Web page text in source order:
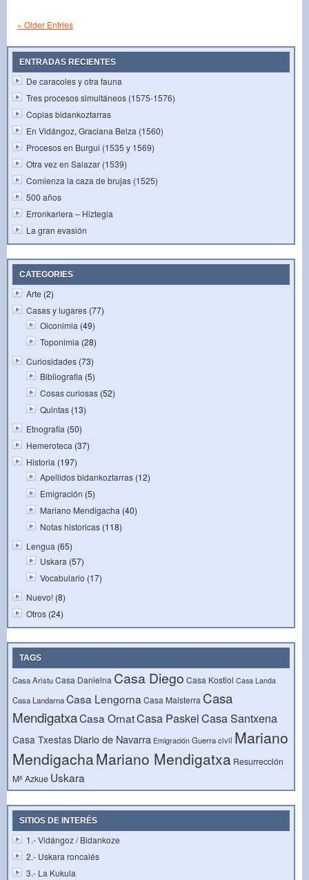
« Older Entries
ENTRADAS RECIENTES
De caracoles y otra fauna
Tres procesos simultáneos (1575-1576)
Coplas bidankoztarras
En Vidángoz, Graciana Belza (1560)
Procesos en Burgui (1535 y 1569)
Otra vez en Salazar (1539)
Comienza la caza de brujas (1525)
500 años
Erronkariera – Hiztegia
La gran evasión
CATEGORIES
Arte (2)
Casas y lugares (77)
Oiconimia (49)
Toponimia (28)
Curiosidades (73)
Bibliografia (5)
Cosas curiosas (52)
Quintas (13)
Etnografia (50)
Hemeroteca (37)
Historia (197)
Apellidos bidankoztarras (12)
Emigración (5)
Mariano Mendigacha (40)
Notas historicas (118)
Lengua (65)
Uskara (57)
Vocabulario (17)
Nuevo! (8)
Otros (24)
TAGS
Casa AristuCasa Danielna Casa Diego Casa Kostiol Casa Landa
Casa LandarnaCasa Lengorna Casa Maisterra Casa
MendigatxaCasa OrnatCasa PaskelCasa Santxena
Casa Txestas Diario de Navarra Emigración Guerra civil Mariano
MendigachaMariano Mendigatxa Resurrección
Mª Azkue Uskara
SITIOS DE INTERÉS
1.- Vidángoz / Bidankoze
2.- Uskara roncalés
3.- La Kukula